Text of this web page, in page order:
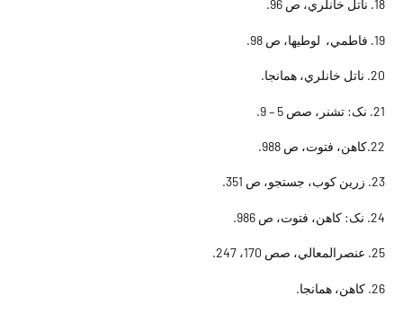
18. ناتل خانلري، ص 96.
19. فاطمي، لوطيها، ص 98.
20. ناتل خانلري، همانجا.
21. نک: تشنر، صص 5 – 9.
22.کاهن، فتوت، ص 988.
23. زرين کوب، جستجو، ص 351.
24. نک: کاهن، فتوت، ص 986.
25. عنصرالمعالي، صص 170، 247.
26. کاهن، همانجا.